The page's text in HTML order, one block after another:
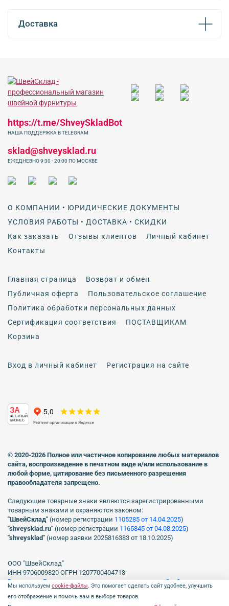
Доставка
О КОМПАНИИ • ЮРИДИЧЕСКИЕ ДОКУМЕНТЫ
УСЛОВИЯ РАБОТЫ • ДОСТАВКА • СКИДКИ
Как заказать
Отзывы клиентов
Личный кабинет
Контакты
Главная страница
Возврат и обмен
Публичная оферта
Пользовательское соглашение
Политика обработки персональных данных
Сертификация соответствия
ПОСТАВЩИКАМ
Корзина
Вход в личный кабинет Регистрация на сайте
https://t.me/ShveySkladBot
НАША ПОДДЕРЖКА В TELEGRAM
sklad@shveysklad.ru
ЕЖЕДНЕВНО 9:30 - 20:00 ПО МОСКВЕ
ЗА
ЧЕСТНЫЙ
БИЗНЕС
© 2020-2026 Полное или частичное копирование любых материалов
сайта, воспроизведение в печатном виде и/или использование в
любой форме, цитирование без письменного разрешения
правообладателя запрещено.
Следующие товарные знаки являются зарегистрированными
товарным знаками и охраняются законом:
"ШвейСклад" (номер регистрации 1105285 от 14.04.2025)
"shveуsklad.ru" (номер регистрации 1165845 от 04.08.2025)
"shveysklad" (номер заявки 2025816383 от 18.10.2025)
ООО "ШвейСклад"
ИНН 9706009820 ОГРН 1207700404713
Включен в Реестр операторов, осуществляющих обработку
персональных данных Роскомнадзора рег. № 77-23-150255, Приказ
№231 от 16.06.2023.
Мы используем cookie-файлы. Это помогает сделать сайт удобнее, улучшить
его отображение и помочь вам в выборе товаров.